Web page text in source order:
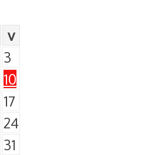
v
3
10
17
24
31